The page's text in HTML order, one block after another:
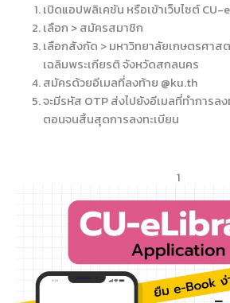
เปิดแอปพลิเคชัน หรือเข้าเว็บไซต์ CU-
เลือก > สมัครสมาชิก
เลือกสังกัด > มหาวิทยาลัยเกษตรศาส
เฉลิมพระเกียรติ จังหวัดสกลนคร
สมัครด้วยอีเมลที่ลงท้าย @ku.th
จะมีรหัส OTP ส่งไปยังอีเมลที่ทำการล
ตอนจนสิ้นสุดการลงทะเบียน
1